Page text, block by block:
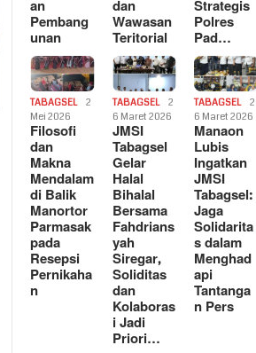
an
Pembang
unan
dan
Wawasan
Teritorial
Strategis
Polres
Pad…
TABAGSEL
2
Mei 2026
Filosofi
dan
Makna
Mendalam
di Balik
Manortor
Parmasak
pada
Resepsi
Pernikaha
n
TABAGSEL
2
6 Maret 2026
JMSI
Tabagsel
Gelar
Halal
Bihalal
Bersama
Fahdrians
yah
Siregar,
Soliditas
dan
Kolaboras
i Jadi
Priori…
TABAGSEL
2
6 Maret 2026
Manaon
Lubis
Ingatkan
JMSI
Tabagsel:
Jaga
Solidarita
s dalam
Menghad
api
Tantanga
n Pers